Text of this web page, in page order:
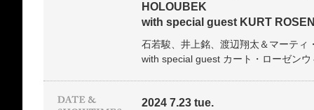
HOLOUBEK
with special guest KURT
石若駿、井上銘、渡辺翔太＆マーティ
with special guest カート・ローゼンウ
2024 7.23 tue.